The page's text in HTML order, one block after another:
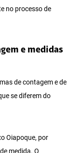
no processo de
e medidas
de contagem e de
se diferem do
Oiapoque, por
medida. O